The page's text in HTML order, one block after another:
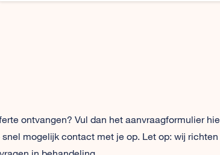
ontvangen? Vul dan het aanvraagformulier
mogelijk contact met je op. Let op: wij